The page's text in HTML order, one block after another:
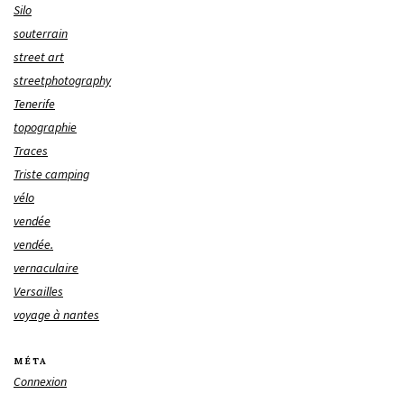
Silo
souterrain
street art
streetphotography
Tenerife
topographie
Traces
Triste camping
vélo
vendée
vendée.
vernaculaire
Versailles
voyage à nantes
MÉTA
Connexion